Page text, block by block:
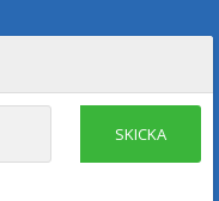
SKICKA